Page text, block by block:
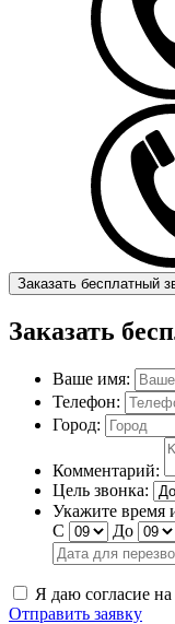
Заказать бесплатный
Заказать
Ваше имя:
Телефон:
Город:
Комментарий:
Цель звонка:
Укажите время
С
До
Я даю согласие
Отправить заявку